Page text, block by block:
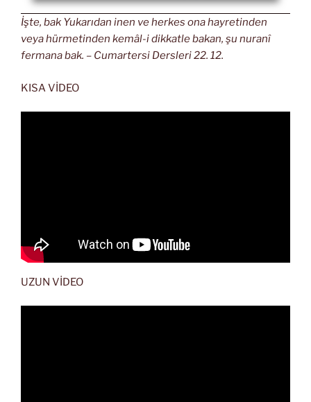
İşte, bak Yukarıdan inen ve herkes ona hayretinden
veya hürmetinden kemâl-i dikkatle bakan, şu nuranî
fermana bak. – Cumartersi Dersleri 22. 12.
KISA VİDEO
UZUN VİDEO